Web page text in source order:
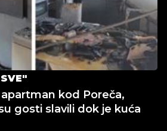
kod Poreča,
gosti slavili dok je kuća